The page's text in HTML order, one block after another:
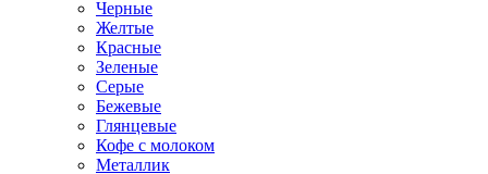
Черные
Желтые
Красные
Зеленые
Серые
Бежевые
Глянцевые
Кофе с молоком
Металлик